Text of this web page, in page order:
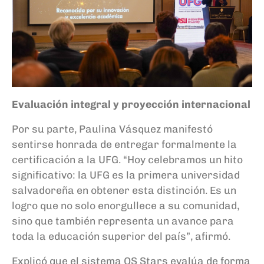
Evaluación integral y proyección internacional
Por su parte, Paulina Vásquez manifestó
sentirse honrada de entregar formalmente la
certificación a la UFG. “Hoy celebramos un hito
significativo: la UFG es la primera universidad
salvadoreña en obtener esta distinción. Es un
logro que no solo enorgullece a su comunidad,
sino que también representa un avance para
toda la educación superior del país”, afirmó.
Explicó que el sistema QS Stars evalúa de forma